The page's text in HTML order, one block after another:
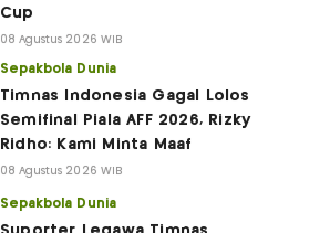
Cup
08 Agustus 2026 WIB
Sepakbola Dunia
Timnas Indonesia Gagal Lolos
Semifinal Piala AFF 2026, Rizky
Ridho: Kami Minta Maaf
08 Agustus 2026 WIB
Sepakbola Dunia